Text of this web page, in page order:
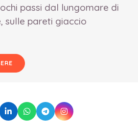
passi dal lungomare di
sulle pareti giaccio